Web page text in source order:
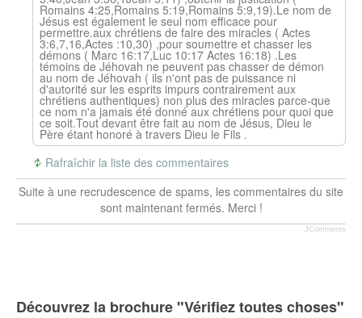
Romains 4:25,Romains 5:19,Romains 5:9,19).Le nom de
Jésus est également le seul nom efficace pour
permettre.aux chrétiens de faire des miracles ( Actes
3:6,7,16,Actes :10,30) ,pour soumettre et chasser les
démons ( Marc 16:17,Luc 10:17 Actes 16:18) .Les
témoins de Jéhovah ne peuvent pas chasser de démon
au nom de Jéhovah ( ils n'ont pas de puissance ni
d'autorité sur les esprits impurs contrairement aux
chrétiens authentiques) non plus des miracles parce-que
ce nom n'a jamais été donné aux chrétiens pour quoi que
ce soit.Tout devant être fait au nom de Jésus, Dieu le
Père étant honoré à travers Dieu le Fils .
Rafraîchir la liste des commentaires
Suite à une recrudescence de spams, les commentaires du site
sont maintenant fermés. Merci !
JComments
Découvrez la brochure "Vérifiez toutes choses"